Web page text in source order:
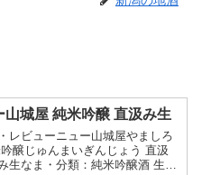
山城屋 純米吟醸 直汲み生
レビューニュー山城屋やましろ
醸じゅんまいぎんじょう 直汲
生なま・分類：純米吟醸酒 生